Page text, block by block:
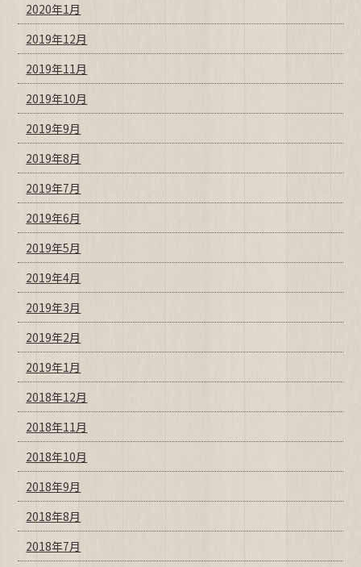
2020年1月
2019年12月
2019年11月
2019年10月
2019年9月
2019年8月
2019年7月
2019年6月
2019年5月
2019年4月
2019年3月
2019年2月
2019年1月
2018年12月
2018年11月
2018年10月
2018年9月
2018年8月
2018年7月